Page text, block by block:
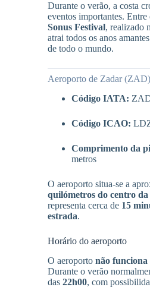
Durante o verão, a costa
eventos importantes. Entre
Sonus Festival, realizado
atrai todos os anos
de todo o mundo.
Aeroporto de Zadar
Código IATA:
Código ICAO:
Comprimento da
metros
O aeroporto situa-se a
quilómetros do centro da
representa cerca de 15
estrada.
Horário do aeroporto
O aeroporto não
Durante o verão
das 22h00, com